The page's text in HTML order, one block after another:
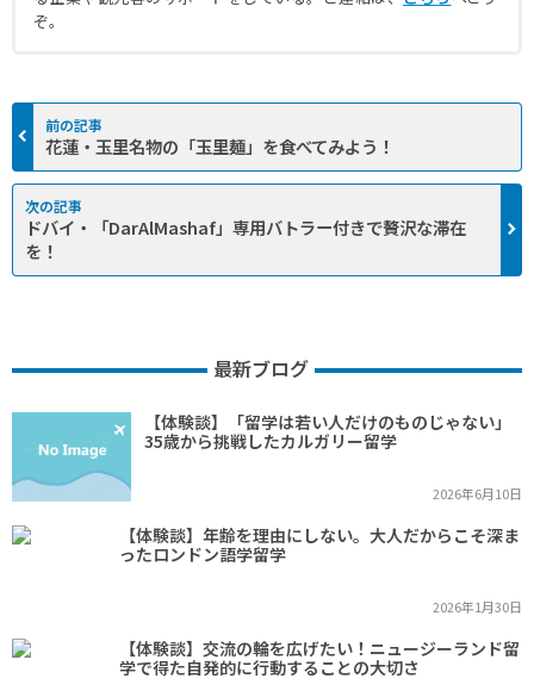
ぞ。
花蓮・玉里名物の「玉里麺」を食べてみよう！
ドバイ・「DarAlMashaf」専用バトラー付きで贅沢な滞在
を！
最新ブログ
【体験談】「留学は若い人だけのものじゃない」
35歳から挑戦したカルガリー留学
2026年6月10日
【体験談】年齢を理由にしない。大人だからこそ深ま
ったロンドン語学留学
2026年1月30日
【体験談】交流の輪を広げたい！ニュージーランド留
学で得た自発的に行動することの大切さ